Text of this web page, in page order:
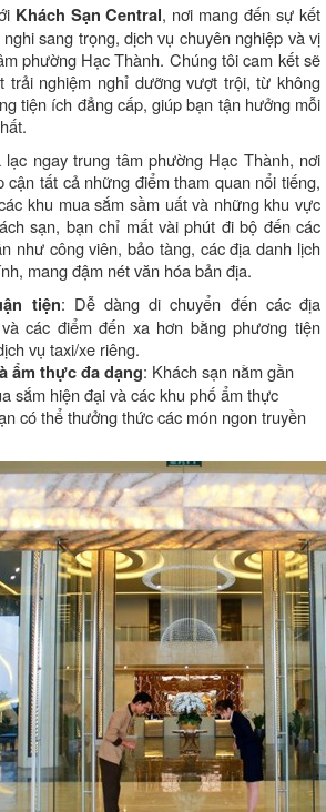
Khách Sạn Central, nơi mang đến sự kết
sang trọng, dịch vụ chuyên nghiệp và vị
phường Hạc Thành. Chúng tôi cam kết sẽ
trải nghiệm nghỉ dưỡng vượt trội, từ không
tiện ích đẳng cấp, giúp bạn tận hưởng mỗi
ngay trung tâm phường Hạc Thành, nơi
cận tất cả những điểm tham quan nổi tiếng,
khu mua sắm sầm uất và những khu vực
sạn, bạn chỉ mất vài phút đi bộ đến các
như công viên, bảo tàng, các địa danh lịch
mang đậm nét văn hóa bản địa.
tiện: Dễ dàng di chuyển đến các địa
các điểm đến xa hơn bằng phương tiện
vụ taxi/xe riêng.
ẩm thực đa dạng: Khách sạn nằm gần
sắm hiện đại và các khu phố ẩm thực
có thể thưởng thức các món ngon truyền